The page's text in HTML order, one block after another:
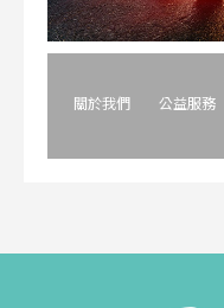
關於我們 公益服務